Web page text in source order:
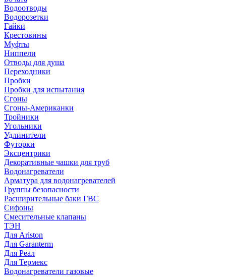
Водоотводы
Водорозетки
Гайки
Крестовины
Муфты
Ниппели
Отводы для душа
Переходники
Пробки
Пробки для испытания
Сгоны
Сгоны-Американки
Тройники
Угольники
Удлинители
Футорки
Эксцентрики
Декоративные чашки для труб
Водонагреватели
Арматура для водонагревателей
Группы безопасности
Расширительные баки ГВС
Сифоны
Смесительные клапаны
ТЭН
Для Ariston
Для Garanterm
Для Реал
Для Термекс
Водонагреватели газовые